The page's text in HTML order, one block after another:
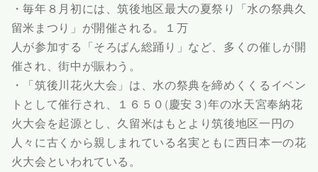
・毎年８月初には、筑後地区最大の夏祭り「水の祭典久
留米まつり」が開催される。１万
人が参加する「そろばん総踊り」など、多くの催しが開
催され、街中が賑わう。
・「筑後川花火大会」は、水の祭典を締めくくるイベン
トとして催行され、１６５０(慶安３)年の水天宮奉納花
火大会を起源とし、久留米はもとより筑後地区一円の
人々に古くから親しまれている名実ともに西日本一の花
火大会といわれている。